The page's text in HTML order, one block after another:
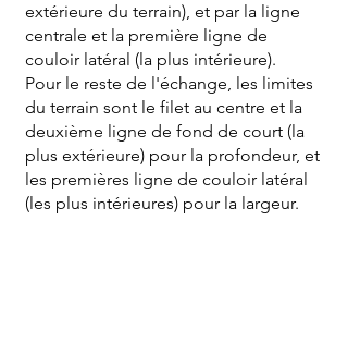
extérieure du terrain), et par la ligne
centrale et la première ligne de
couloir latéral (la plus intérieure).
Pour le reste de l'échange, les limites
du terrain sont le filet au centre et la
deuxième ligne de fond de court (la
plus extérieure) pour la profondeur, et
les premières ligne de couloir latéral
(les plus intérieures) pour la largeur.